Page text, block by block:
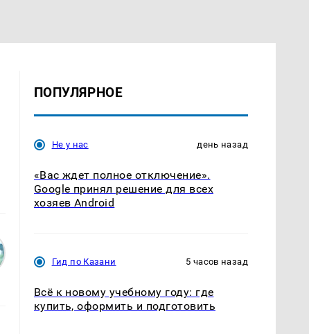
ПОПУЛЯРНОЕ
Не у нас день назад
«Вас ждет полное отключение».
Google принял решение для всех
хозяев Android
Гид по Казани 5 часов назад
Всё к новому учебному году: где
купить, оформить и подготовить